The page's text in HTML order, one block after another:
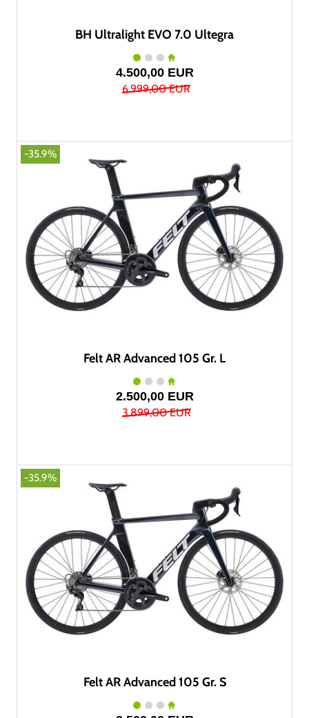
BH Ultralight EVO 7.0 Ultegra
4.500,00 EUR
6.999,00 EUR
-35.9%
Felt AR Advanced 105 Gr. L
2.500,00 EUR
3.899,00 EUR
-35.9%
Felt AR Advanced 105 Gr. S